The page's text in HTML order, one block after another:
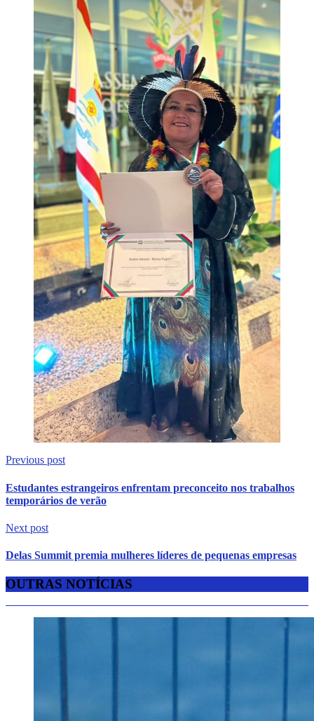
Previous post
Estudantes estrangeiros enfrentam preconceito nos trabalhos
temporários de verão
Next post
Delas Summit premia mulheres líderes de pequenas empresas
OUTRAS NOTÍCIAS